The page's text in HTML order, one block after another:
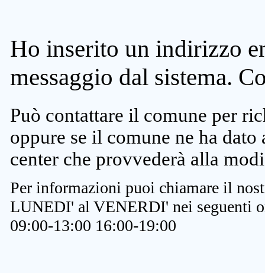
Ho inserito un indirizzo
messaggio dal sistema.
Può contattare il comune per
oppure se il comune ne ha
center che provvederà alla
Per informazioni puoi chiamare il
LUNEDI' al VENERDI' nei seguenti
09:00-13:00 16:00-19:00